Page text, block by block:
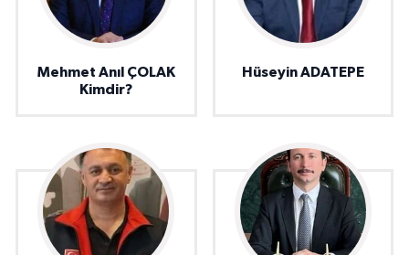
Mehmet Anıl ÇOLAK
Kimdir?
Hüseyin ADATEPE